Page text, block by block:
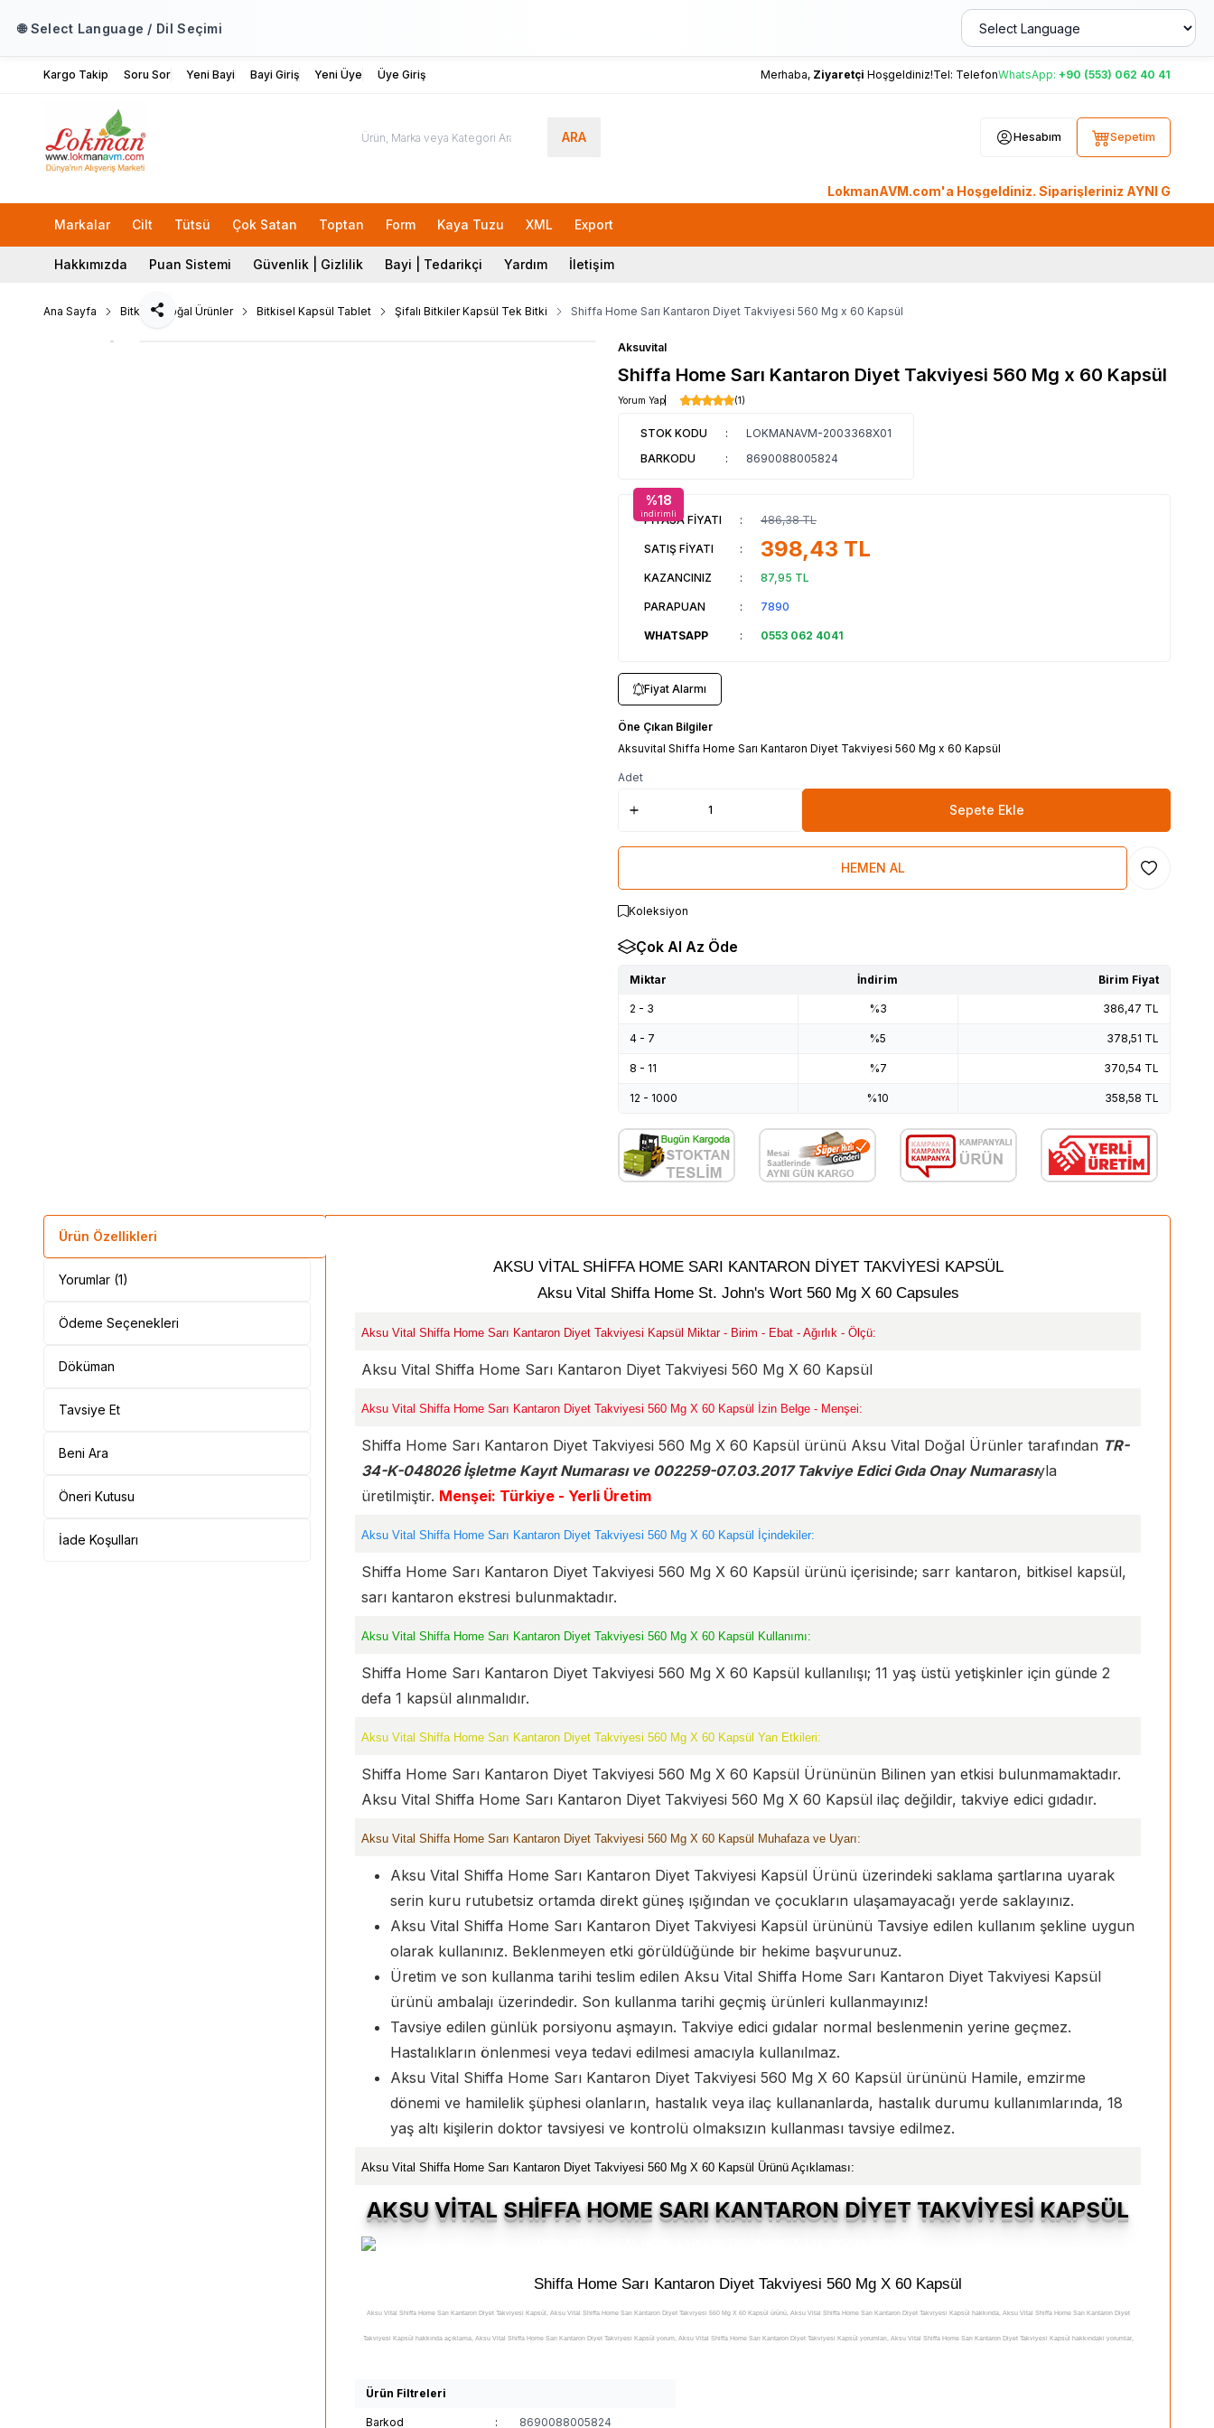
🌐 Select Language / Dil Seçimi
Kargo Takip Soru Sor Yeni Bayi Bayi Giriş Yeni Üye Üye Giriş Merhaba, Ziyaretçi Hoşgeldiniz!Tel: TelefonWhatsApp: +90 (553) 062 40 41
ARA Hesabım Sepetim
LokmanAVM.com'a Hoşgeldiniz. Siparişleriniz AYNI GÜN
Markalar Cilt Tütsü Çok Satan Toptan Form Kaya Tuzu XML Export
Hakkımızda Puan Sistemi Güvenlik | Gizlilik Bayi | Tedarikçi Yardım İletişim
Ana Sayfa Bitkisel Doğal Ürünler Bitkisel Kapsül Tablet Şifalı Bitkiler Kapsül Tek Bitki Shiffa Home Sarı Kantaron Diyet Takviyesi 560 Mg x 60 Kapsül
Paylaş
Aksuvital
Shiffa Home Sarı Kantaron Diyet Takviyesi 560 Mg x 60 Kapsül
Yorum Yap (1)
STOK KODU :
LOKMANAVM-2003368X01
BARKODU
: 8690088005824
%18
indirimli
PİYASA FİYATI : 486,38TL
SATIŞ FİYATI : 398,43 TL
KAZANCINIZ : 87,95 TL
PARAPUAN : 7890
WHATSAPP : 0553 062 4041
Fiyat Alarmı
Öne Çıkan Bilgiler
Aksuvital Shiffa Home Sarı Kantaron Diyet Takviyesi 560 Mg x 60 Kapsül
Adet
Sepete Ekle
HEMEN AL Favoriye
Koleksiyon
Çok Al Az Öde
Miktar İndirim Birim Fiyat
2 - 3 %3 386,47 TL
4 - 7 %5 378,51 TL
8 - 11 %7 370,54 TL
12 - 1000 %10 358,58 TL
Ürün Özellikleri
Yorumlar (1)
Ödeme Seçenekleri
Döküman
Tavsiye Et
Beni Ara
Öneri Kutusu
İade Koşulları
AKSU VİTAL SHİFFA HOME SARI KANTARON DİYET TAKVİYESİ KAPSÜL
Aksu Vital Shiffa Home St. John's Wort 560 Mg X 60 Capsules
Aksu Vital Shiffa Home Sarı Kantaron Diyet Takviyesi Kapsül Miktar - Birim - Ebat - Ağırlık - Ölçü:
Aksu Vital Shiffa Home Sarı Kantaron Diyet Takviyesi 560 Mg X 60 Kapsül
Aksu Vital Shiffa Home Sarı Kantaron Diyet Takviyesi 560 Mg X 60 Kapsül İzin Belge - Menşei:
Shiffa Home Sarı Kantaron Diyet Takviyesi 560 Mg X 60 Kapsül ürünü Aksu Vital Doğal Ürünler tarafından TR-
34-K-048026 İşletme Kayıt Numarası ve 002259-07.03.2017 Takviye Edici Gıda Onay Numarasıyla
üretilmiştir. Menşei: Türkiye - Yerli Üretim
Aksu Vital Shiffa Home Sarı Kantaron Diyet Takviyesi 560 Mg X 60 Kapsül İçindekiler:
Shiffa Home Sarı Kantaron Diyet Takviyesi 560 Mg X 60 Kapsül ürünü içerisinde; sarr kantaron, bitkisel kapsül,
sarı kantaron ekstresi bulunmaktadır.
Aksu Vital Shiffa Home Sarı Kantaron Diyet Takviyesi 560 Mg X 60 Kapsül Kullanımı:
Shiffa Home Sarı Kantaron Diyet Takviyesi 560 Mg X 60 Kapsül kullanılışı; 11 yaş üstü yetişkinler için günde 2
defa 1 kapsül alınmalıdır.
Aksu Vital Shiffa Home Sarı Kantaron Diyet Takviyesi 560 Mg X 60 Kapsül Yan Etkileri:
Shiffa Home Sarı Kantaron Diyet Takviyesi 560 Mg X 60 Kapsül Ürününün Bilinen yan etkisi bulunmamaktadır.
Aksu Vital Shiffa Home Sarı Kantaron Diyet Takviyesi 560 Mg X 60 Kapsül ilaç değildir, takviye edici gıdadır.
Aksu Vital Shiffa Home Sarı Kantaron Diyet Takviyesi 560 Mg X 60 Kapsül Muhafaza ve Uyarı:
Aksu Vital Shiffa Home Sarı Kantaron Diyet Takviyesi Kapsül Ürünü üzerindeki saklama şartlarına uyarak
serin kuru rutubetsiz ortamda direkt güneş ışığından ve çocukların ulaşamayacağı yerde saklayınız.
Aksu Vital Shiffa Home Sarı Kantaron Diyet Takviyesi Kapsül ürününü Tavsiye edilen kullanım şekline uygun
olarak kullanınız. Beklenmeyen etki görüldüğünde bir hekime başvurunuz.
Üretim ve son kullanma tarihi teslim edilen Aksu Vital Shiffa Home Sarı Kantaron Diyet Takviyesi Kapsül
ürünü ambalajı üzerindedir. Son kullanma tarihi geçmiş ürünleri kullanmayınız!
Tavsiye edilen günlük porsiyonu aşmayın. Takviye edici gıdalar normal beslenmenin yerine geçmez.
Hastalıkların önlenmesi veya tedavi edilmesi amacıyla kullanılmaz.
Aksu Vital Shiffa Home Sarı Kantaron Diyet Takviyesi 560 Mg X 60 Kapsül ürününü Hamile, emzirme
dönemi ve hamilelik şüphesi olanların, hastalık veya ilaç kullananlarda, hastalık durumu kullanımlarında, 18
yaş altı kişilerin doktor tavsiyesi ve kontrolü olmaksızın kullanması tavsiye edilmez.
Aksu Vital Shiffa Home Sarı Kantaron Diyet Takviyesi 560 Mg X 60 Kapsül Ürünü Açıklaması:
AKSU VİTAL SHİFFA HOME SARI KANTARON DİYET TAKVİYESİ KAPSÜL
Shiffa Home Sarı Kantaron Diyet Takviyesi 560 Mg X 60 Kapsül
Aksu Vital Shiffa Home Sarı Kantaron Diyet Takviyesi Kapsül, Aksu Vital Shiffa Home Sarı Kantaron Diyet Takviyesi 560 Mg X 60 Kapsül ürünü, Aksu Vital Shiffa Home Sarı Kantaron Diyet Takviyesi Kapsül hakkında, Aksu Vital Shiffa Home Sarı Kantaron Diyet
Takviyesi Kapsül hakkında açıklama, Aksu Vital Shiffa Home Sarı Kantaron Diyet Takviyesi Kapsül yorum, Aksu Vital Shiffa Home Sarı Kantaron Diyet Takviyesi Kapsül yorumları, Aksu Vital Shiffa Home Sarı Kantaron Diyet Takviyesi Kapsül hakkındaki yorumlar,
Kantaron Diyet Takviyesi Kapsül zararları, Aksu Vital Shiffa Home Sarı Kantaron Diyet Takviyesi Kapsül zararlı mı, Aksu Vital Shiffa Home Sarı Kantaron Diyet Takviyesi Kapsül uyarılar, Aksu Vital Shiffa Home Sarı Kantaron Diyet Takviyesi Kapsül yararları, Aksu
Ürün Filtreleri
Barkod : 8690088005824